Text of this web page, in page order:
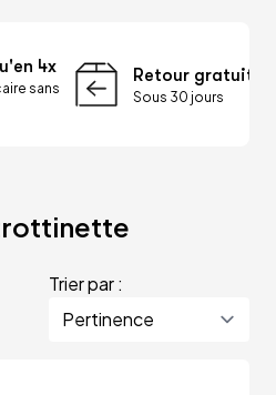
4x
sans
Retour gratuit
Sous 30 jours
Trier par :